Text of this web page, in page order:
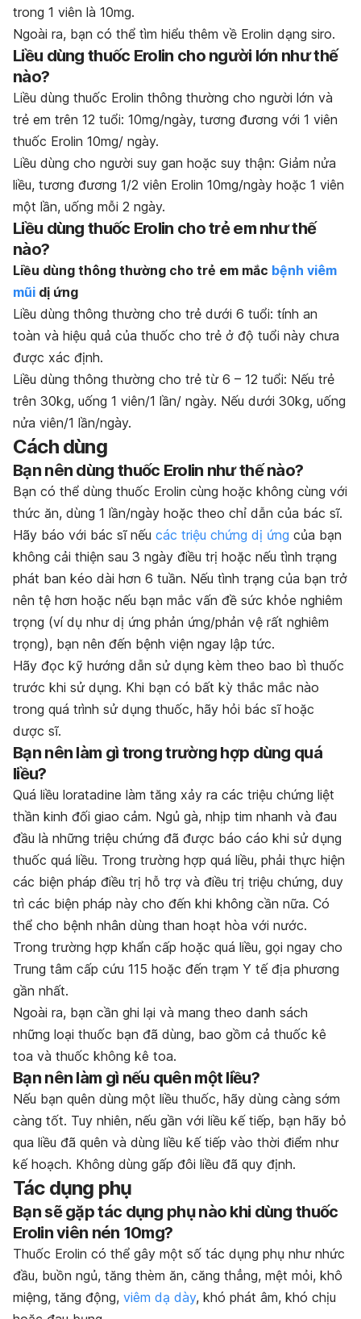
trong 1 viên là 10mg.
Ngoài ra, bạn có thể tìm hiểu thêm về Erolin dạng siro.
Liều dùng thuốc Erolin cho người lớn như thế
nào?
Liều dùng thuốc Erolin thông thường cho người lớn và
trẻ em trên 12 tuổi: 10mg/ngày, tương đương với 1 viên
thuốc Erolin 10mg/ ngày.
Liều dùng cho người suy gan hoặc suy thận: Giảm nửa
liều, tương đương 1/2 viên Erolin 10mg/ngày hoặc 1 viên
một lần, uống mỗi 2 ngày.
Liều dùng thuốc Erolin cho trẻ em như thế
nào?
Liều dùng thông thường cho trẻ em mắc bệnh viêm
mũi dị ứng
Liều dùng thông thường cho trẻ dưới 6 tuổi: tính an
toàn và hiệu quả của thuốc cho trẻ ở độ tuổi này chưa
được xác định.
Liều dùng thông thường cho trẻ từ 6 – 12 tuổi: Nếu trẻ
trên 30kg, uống 1 viên/1 lần/ ngày. Nếu dưới 30kg, uống
nửa viên/1 lần/ngày.
Cách dùng
Bạn nên dùng thuốc Erolin như thế nào?
Bạn có thể dùng thuốc Erolin cùng hoặc không cùng với
thức ăn, dùng 1 lần/ngày hoặc theo chỉ dẫn của bác sĩ.
Hãy báo với bác sĩ nếu các triệu chứng dị ứng của bạn
không cải thiện sau 3 ngày điều trị hoặc nếu tình trạng
phát ban kéo dài hơn 6 tuần. Nếu tình trạng của bạn trở
nên tệ hơn hoặc nếu bạn mắc vấn đề sức khỏe nghiêm
trọng (ví dụ như dị ứng phản ứng/phản vệ rất nghiêm
trọng), bạn nên đến bệnh viện ngay lập tức.
Hãy đọc kỹ hướng dẫn sử dụng kèm theo bao bì thuốc
trước khi sử dụng. Khi bạn có bất kỳ thắc mắc nào
trong quá trình sử dụng thuốc, hãy hỏi bác sĩ hoặc
dược sĩ.
Bạn nên làm gì trong trường hợp dùng quá
liều?
Quá liều loratadine làm tăng xảy ra các triệu chứng liệt
thần kinh đối giao cảm. Ngủ gà, nhịp tim nhanh và đau
đầu là những triệu chứng đã được báo cáo khi sử dụng
thuốc quá liều. Trong trường hợp quá liều, phải thực hiện
các biện pháp điều trị hỗ trợ và điều trị triệu chứng, duy
trì các biện pháp này cho đến khi không cần nữa. Có
thể cho bệnh nhân dùng than hoạt hòa với nước.
Trong trường hợp khẩn cấp hoặc quá liều, gọi ngay cho
Trung tâm cấp cứu 115 hoặc đến trạm Y tế địa phương
gần nhất.
Ngoài ra, bạn cần ghi lại và mang theo danh sách
những loại thuốc bạn đã dùng, bao gồm cả thuốc kê
toa và thuốc không kê toa.
Bạn nên làm gì nếu quên một liều?
Nếu bạn quên dùng một liều thuốc, hãy dùng càng sớm
càng tốt. Tuy nhiên, nếu gần với liều kế tiếp, bạn hãy bỏ
qua liều đã quên và dùng liều kế tiếp vào thời điểm như
kế hoạch. Không dùng gấp đôi liều đã quy định.
Tác dụng phụ
Bạn sẽ gặp tác dụng phụ nào khi dùng thuốc
Erolin viên nén 10mg?
Thuốc Erolin có thể gây một số tác dụng phụ như nhức
đầu, buồn ngủ, tăng thèm ăn, căng thẳng, mệt mỏi, khô
miệng, tăng động, viêm dạ dày, khó phát âm, khó chịu